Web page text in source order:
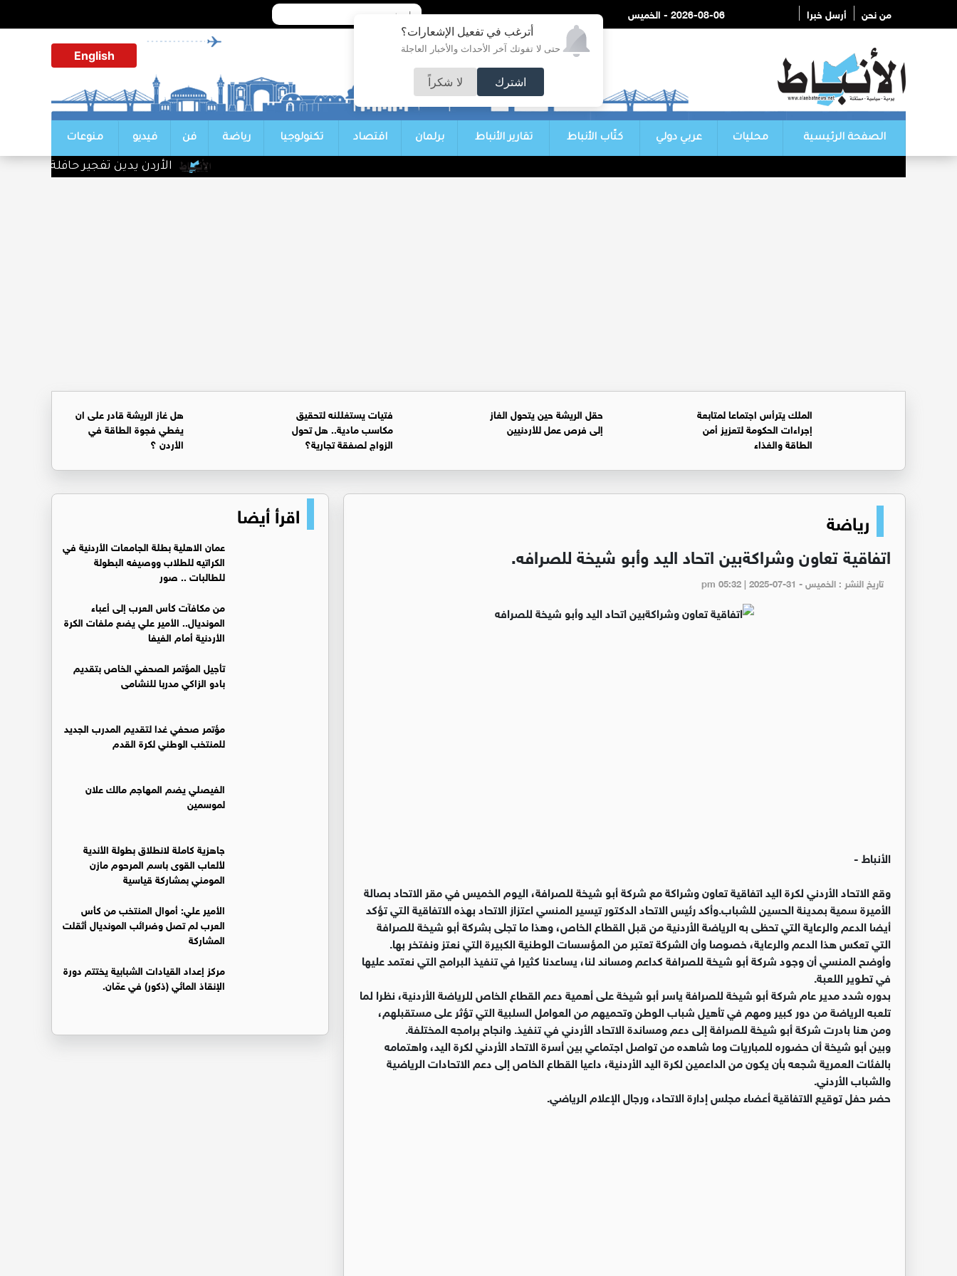
أترغب في تفعيل الإشعارات؟
حتى لا تفوتك آخر الأحداث والأخبار العاجلة
اشترك لا شكراً
من نحن أرسل خبرا 2026-08-06 - الخميس
English
الصفحة الرئيسية محليات عربي دولي كتّاب الأنباط تقارير الأنباط برلمان اقتصاد تكنولوجيا رياضة فن فيديو منوعات
الأردن يدين تفجير حافلة بجرمانا في
الملك يترأس اجتماعا لمتابعة
إجراءات الحكومة لتعزيز أمن
الطاقة والغذاء
حقل الريشة حين يتحول الغاز
إلى فرص عمل للأردنيين
فتيات يستغللنه لتحقيق
مكاسب مادية.. هل تحول
الزواج لصفقة تجارية؟
هل غاز الريشة قادر على ان
يغطي فجوة الطاقة في
الأردن ؟
رياضة
اتفاقية تعاون وشراكةبين اتحاد اليد وأبو شيخة للصرافه.
تاريخ النشر : الخميس - pm 05:32 | 2025-07-31
الأنباط -
وقع الاتحاد الأردني لكرة اليد اتفاقية تعاون وشراكة مع شركة أبو شيخة للصرافة، اليوم الخميس في مقر الاتحاد بصالة
الأميرة سمية بمدينة الحسين للشباب.وأكد رئيس الاتحاد الدكتور تيسير المنسي اعتزاز الاتحاد بهذه الاتفاقية التي تؤكد
أيضا الدعم والرعاية التي تحظى به الرياضة الأردنية من قبل القطاع الخاص، وهذا ما تجلى بشركة أبو شيخة للصرافة
التي تعكس هذا الدعم والرعاية، خصوصا وأن الشركة تعتبر من المؤسسات الوطنية الكبيرة التي نعتز ونفتخر بها.
وأوضح المنسي أن وجود شركة أبو شيخة للصرافة كداعم ومساند لنا، يساعدنا كثيرا في تنفيذ البرامج التي نعتمد عليها
في تطوير اللعبة.
بدوره شدد مدير عام شركة أبو شيخة للصرافة ياسر أبو شيخة على أهمية دعم القطاع الخاص للرياضة الأردنية، نظرا لما
تلعبه الرياضة من دور كبير ومهم في تأهيل شباب الوطن وتحميهم من العوامل السلبية التي تؤثر على مستقبلهم،
ومن هنا بادرت شركة أبو شيخة للصرافة إلى دعم ومساندة الاتحاد الأردني في تنفيذ. وانجاح برامجه المختلفة.
وبين أبو شيخة أن حضوره للمباريات وما شاهده من تواصل اجتماعي بين أسرة الاتحاد الأردني لكرة اليد، واهتمامه
بالفئات العمرية شجعه بأن يكون من الداعمين لكرة اليد الأردنية، داعيا القطاع الخاص إلى دعم الاتحادات الرياضية
والشباب الأردني.
حضر حفل توقيع الاتفاقية أعضاء مجلس إدارة الاتحاد، ورجال الإعلام الرياضي.
اقرأ أيضا
عمان الاهلية بطلة الجامعات الأردنية في
الكراتيه للطلاب ووصيفه البطولة
للطالبات .. صور
من مكافآت كأس العرب إلى أعباء
المونديال.. الأمير علي يضع ملفات الكرة
الأردنية أمام الفيفا
تأجيل المؤتمر الصحفي الخاص بتقديم
بادو الزاكي مدربا للنشامى
مؤتمر صحفي غدا لتقديم المدرب الجديد
للمنتخب الوطني لكرة القدم
الفيصلي يضم المهاجم مالك علان
لموسمين
جاهزية كاملة لانطلاق بطولة الأندية
لألعاب القوى باسم المرحوم مازن
المومني بمشاركة قياسية
الأمير علي: أموال المنتخب من كأس
العرب لم تصل وضرائب المونديال أثقلت
المشاركة
مركز إعداد القيادات الشبابية يختتم دورة
الإنقاذ المائي (ذكور) في عمّان.